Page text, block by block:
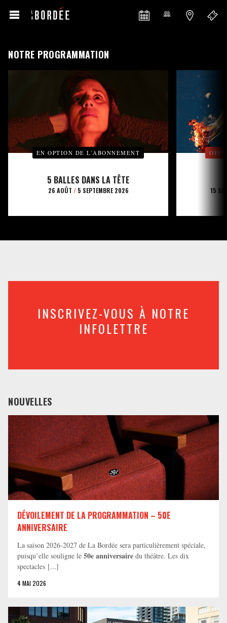
NOTRE PROGRAMMATION
EN OPTION DE L’ABONNEMENT
5 BALLES DANS LA TÊTE
26 AOÛT /5 SEPTEMBRE 2026 15
INSCRIVEZ-VOUS À NOTRE
INFOLETTRE
NOUVELLES
DÉVOILEMENT DE LA PROGRAMMATION – 50E
ANNIVERSAIRE
La saison 2026-2027 de La Bordée sera particulièrement spéciale,
puisqu’elle souligne le 50e anniversaire du théâtre. Les dix
spectacles [...]
4 MAI 2026